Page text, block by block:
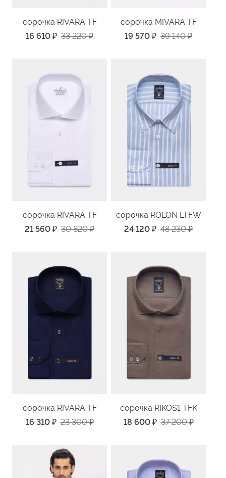
сорочка RIVARA TF
16 610 ₽ 33 220₽
сорочка MIVARA TF
19 570 ₽ 39 140₽
сорочка RIVARA TF
21 560 ₽ 30 820₽
сорочка ROLON LTFW
24 120 ₽ 48 230₽
сорочка RIVARA TF
16 310 ₽ 23 300₽
сорочка RIKOS1 TFK
18 600 ₽ 37 200₽